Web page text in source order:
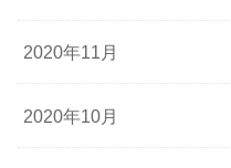
2020年11月
2020年10月